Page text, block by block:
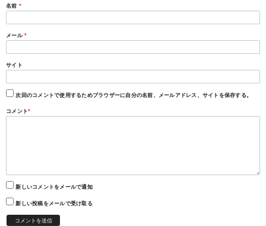
名前 *
メール *
サイト
次回のコメントで使用するためブラウザーに自分の名前、メールアドレス、サイトを保存する。
コメント*
新しいコメントをメールで通知
新しい投稿をメールで受け取る